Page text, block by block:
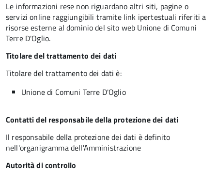
Le informazioni rese non riguardano altri siti, pagine o
servizi online raggiungibili tramite link ipertestuali riferiti a
risorse esterne al dominio del sito web Unione di Comuni
Terre D'Oglio.
Titolare del trattamento dei dati
Titolare del trattamento dei dati è:
Unione di Comuni Terre D'Oglio
Contatti del responsabile della protezione dei dati
Il responsabile della protezione dei dati è definito
nell'organigramma dell'Amministrazione
Autorità di controllo